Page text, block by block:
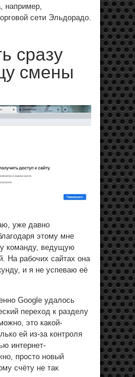
например,
сети Эльдорадо.
сразу
смены
уже давно
этому мне
команду, ведущую
На рабочих сайтах она
и я не успеваю её
Google удалось
переход к разделу
это какой-
ей из-за контроля
интернет-
просто новый
счёту не так